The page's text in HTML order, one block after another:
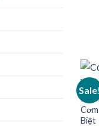
Sale!
Biệt